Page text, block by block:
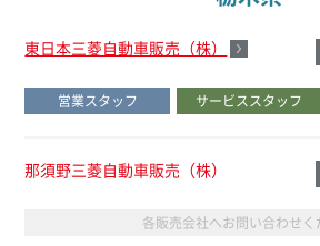
東日本三菱自動車販売（株）
営業スタッフ サービススタッフ
那須野三菱自動車販売（株）
各販売会社へお問い合わせく